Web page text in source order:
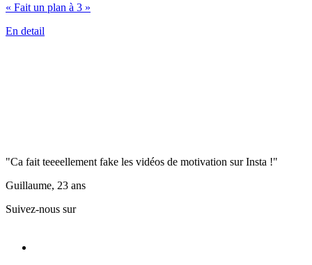
« Fait un plan à 3 »
En detail
"Ca fait teeeellement fake les vidéos de motivation sur Insta !"
Guillaume, 23 ans
Suivez-nous sur